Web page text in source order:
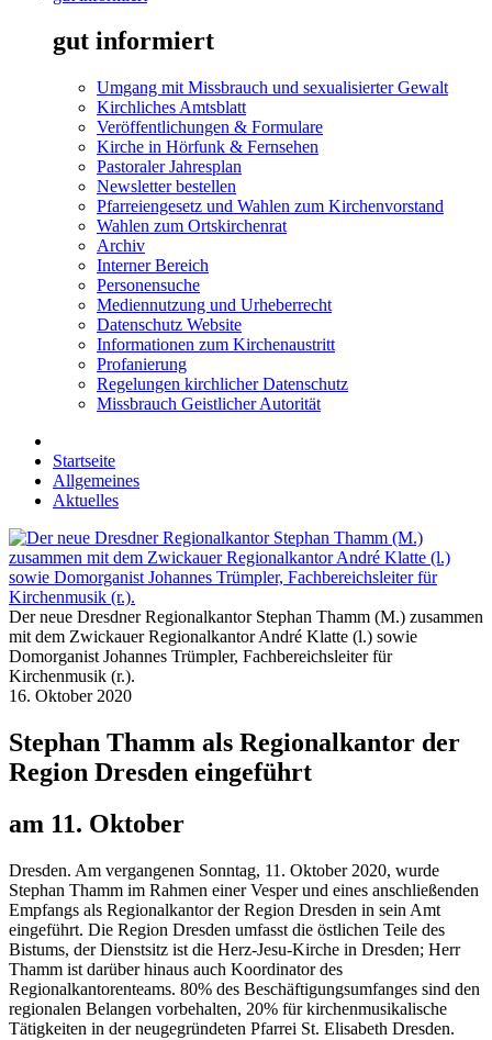
gut informiert
Umgang mit Missbrauch und sexualisierter Gewalt
Kirchliches Amtsblatt
Veröffentlichungen & Formulare
Kirche in Hörfunk & Fernsehen
Pastoraler Jahresplan
Newsletter bestellen
Pfarreiengesetz und Wahlen zum Kirchenvorstand
Wahlen zum Ortskirchenrat
Archiv
Interner Bereich
Personensuche
Mediennutzung und Urheberrecht
Datenschutz Website
Informationen zum Kirchenaustritt
Profanierung
Regelungen kirchlicher Datenschutz
Missbrauch Geistlicher Autorität
Startseite
Allgemeines
Aktuelles
Der neue Dresdner Regionalkantor Stephan Thamm (M.) zusammen
mit dem Zwickauer Regionalkantor André Klatte (l.) sowie
Domorganist Johannes Trümpler, Fachbereichsleiter für
Kirchenmusik (r.).
16. Oktober 2020
Stephan Thamm als Regionalkantor der
Region Dresden eingeführt
am 11. Oktober
Dresden. Am vergangenen Sonntag, 11. Oktober 2020, wurde
Stephan Thamm im Rahmen einer Vesper und eines anschließenden
Empfangs als Regionalkantor der Region Dresden in sein Amt
eingeführt. Die Region Dresden umfasst die östlichen Teile des
Bistums, der Dienstsitz ist die Herz-Jesu-Kirche in Dresden; Herr
Thamm ist darüber hinaus auch Koordinator des
Regionalkantorenteams. 80% des Beschäftigungsumfanges sind den
regionalen Belangen vorbehalten, 20% für kirchenmusikalische
Tätigkeiten in der neugegründeten Pfarrei St. Elisabeth Dresden.